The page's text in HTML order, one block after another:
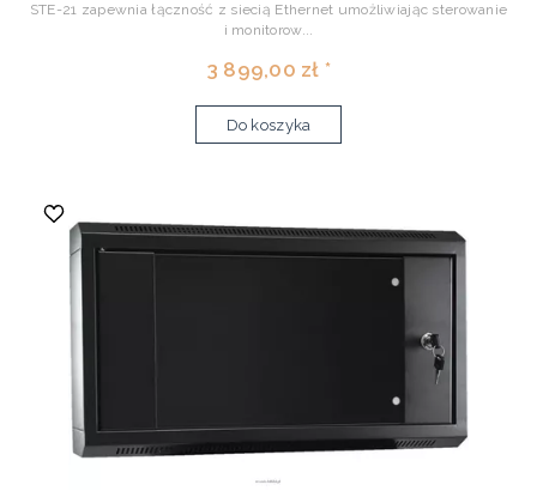
STE-21 zapewnia łączność z siecią Ethernet umożliwiając sterowanie
i monitorow...
3 899,00 zł *
Do koszyka